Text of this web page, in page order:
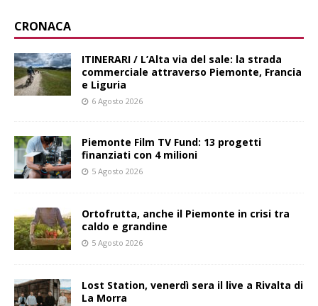
CRONACA
ITINERARI / L’Alta via del sale: la strada
commerciale attraverso Piemonte, Francia
e Liguria
6 Agosto 2026
Piemonte Film TV Fund: 13 progetti
finanziati con 4 milioni
5 Agosto 2026
Ortofrutta, anche il Piemonte in crisi tra
caldo e grandine
5 Agosto 2026
Lost Station, venerdì sera il live a Rivalta di
La Morra